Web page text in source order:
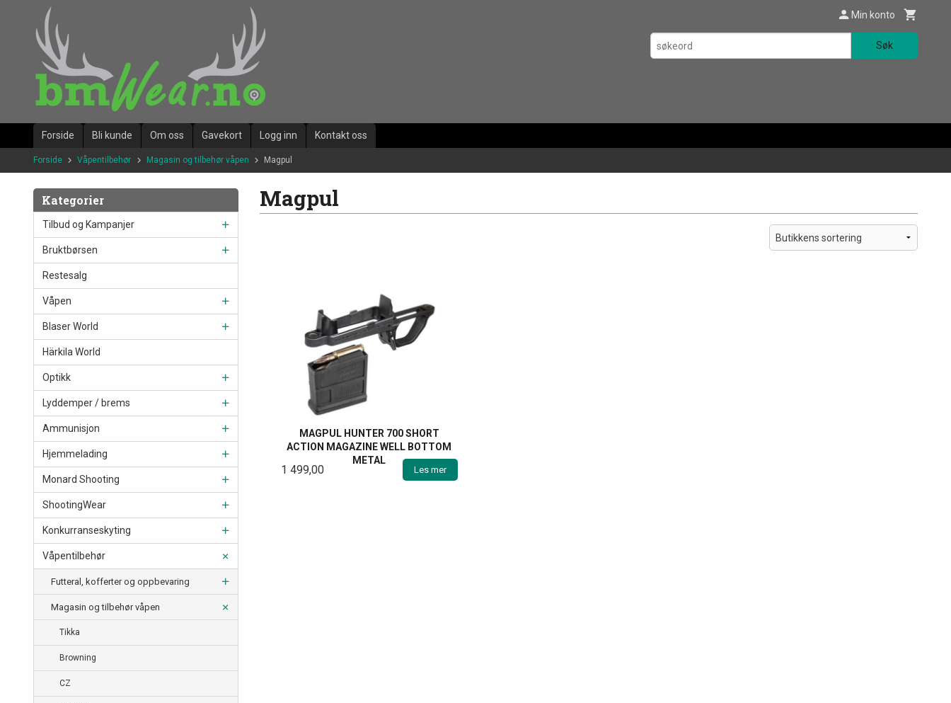
innholdet
Min konto
Søk
Forside Bli kunde Om oss Gavekort Logg inn Kontakt oss
Forside Våpentilbehør Magasin og tilbehør våpen Magpul
Kategorier
Tilbud og Kampanjer
Bruktbørsen
Restesalg
Våpen
Blaser World
Härkila World
Optikk
Lyddemper / brems
Ammunisjon
Hjemmelading
Monard Shooting
ShootingWear
Konkurranseskyting
Våpentilbehør
Futteral, kofferter og oppbevaring
Magasin og tilbehør våpen
Tikka
Browning
CZ
Magpul
MAGPUL HUNTER 700 SHORT
ACTION MAGAZINE WELL BOTTOM
METAL
1 499,00 Les mer